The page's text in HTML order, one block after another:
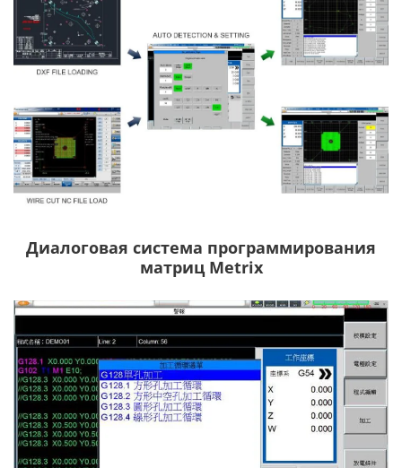
Диалоговая система программирования
матриц Metrix